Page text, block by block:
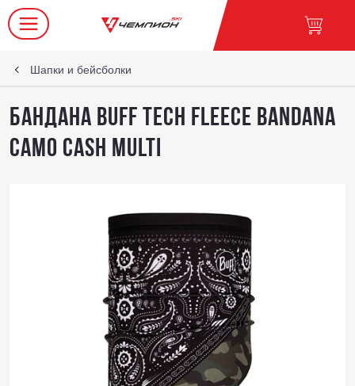
Шапки и бейсболки
Бандана Buff Tech Fleece Bandana
Camo Cash Multi